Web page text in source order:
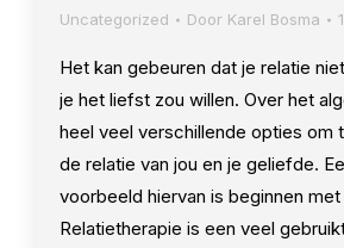
Uncategorized Door Karel Bosma
Het kan gebeuren dat je relatie
je het liefst zou willen. Over het
heel veel verschillende opties om
de relatie van jou en je geliefde.
voorbeeld hiervan is beginnen
Relatietherapie is een veel